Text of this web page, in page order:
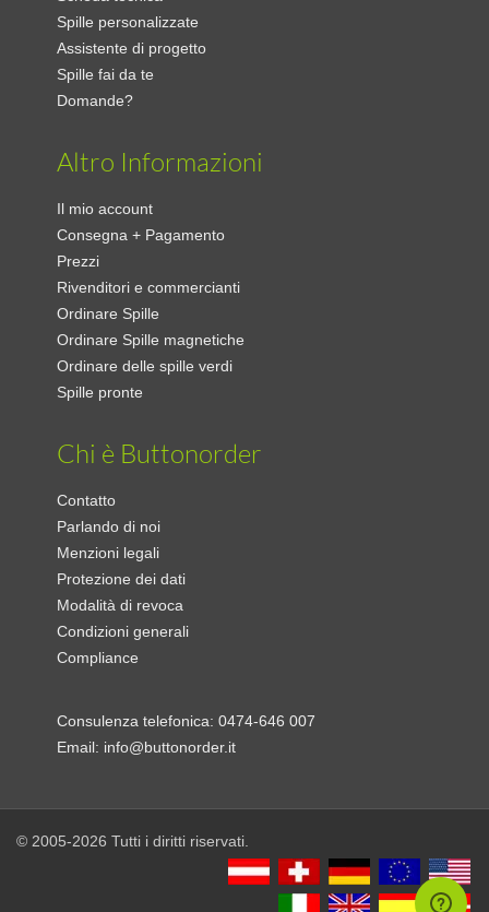
Spille personalizzate
Assistente di progetto
Spille fai da te
Domande?
Altro Informazioni
Il mio account
Consegna + Pagamento
Prezzi
Rivenditori e commercianti
Ordinare Spille
Ordinare Spille magnetiche
Ordinare delle spille verdi
Spille pronte
Chi è Buttonorder
Contatto
Parlando di noi
Menzioni legali
Protezione dei dati
Modalità di revoca
Condizioni generali
Compliance
Consulenza telefonica:0474-646 007
Email: info@buttonorder.it
© 2005-2026 Tutti i diritti riservati.